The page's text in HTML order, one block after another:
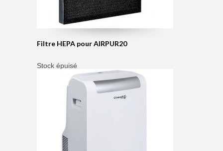
Filtre HEPA pour AIRPUR20
Stock épuisé